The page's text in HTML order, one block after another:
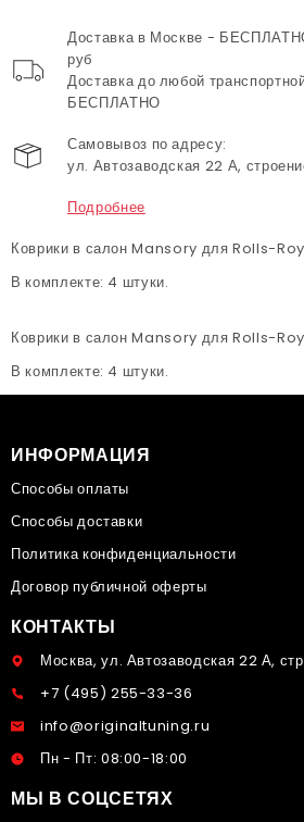
Доставка в Москве -
руб
Доставка до любой
БЕСПЛАТНО
Самовывоз по адресу:
ул. Автозаводская 22 А,
Подробнее
Коврики в салон Mansory для Rolls-
В комплекте: 4 штуки.
Коврики в салон Mansory для Rolls-
В комплекте: 4 штуки.
ИНФОРМАЦИЯ
Способы оплаты
Способы доставки
Политика конфиденциальности
Договор публичной оферты
КОНТАКТЫ
Москва, ул. Автозаводская 22 А,
+7 (495) 255-33-36
info@originaltuning.ru
Пн - Пт: 08:00-18:00
МЫ В СОЦСЕТЯХ